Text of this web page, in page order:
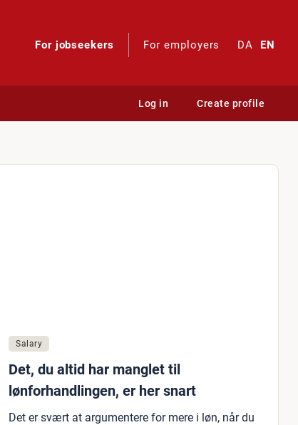
For jobseekers For employers DA EN
Log in Create profile
Salary
Det, du altid har manglet til
lønforhandlingen, er her snart
Det er svært at argumentere for mere i løn, når du